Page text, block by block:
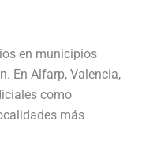
en municipios
En Alfarp, Valencia,
como
más